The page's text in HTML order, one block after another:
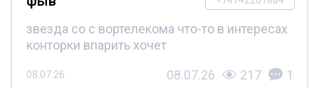
звезда со с вортелекома что-то в интересах
конторки впарить хочет
08.07.26 08.07.26 217 1